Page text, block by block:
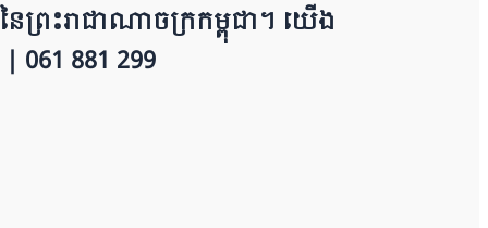
រះរាជាណាចក្រ​ក​ម្ពុជា។ យើ​ង​​​​​
0​​​​​61 881 299